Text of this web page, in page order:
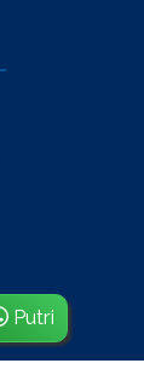
Putri